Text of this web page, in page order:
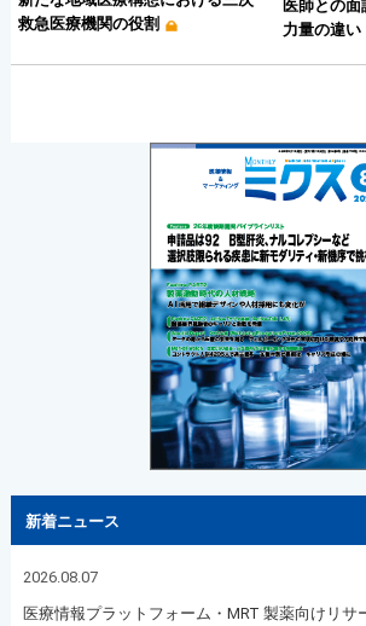
救急医療機関の役割
医師との
力量の違い
新着ニュース
2026.08.07
医療情報プラットフォーム・MRT 製薬向けリサ